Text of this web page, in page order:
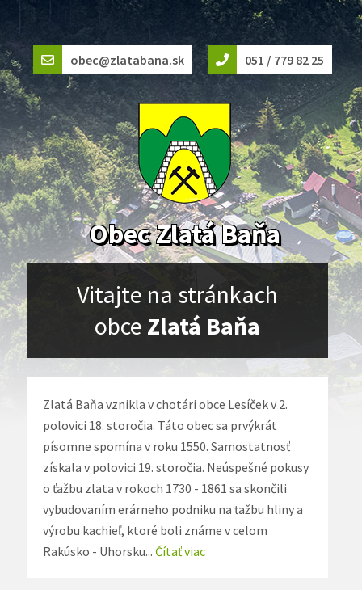
obec@zlatabana.sk 051 / 779 82 25
Obec Zlatá Baňa
Vitajte na stránkach
obce Zlatá Baňa
Zlatá Baňa vznikla v chotári obce Lesíček v 2.
polovici 18. storočia. Táto obec sa prvýkrát
písomne spomína v roku 1550. Samostatnosť
získala v polovici 19. storočia. Neúspešné pokusy
o ťažbu zlata v rokoch 1730 - 1861 sa skončili
vybudovaním erárneho podniku na ťažbu hliny a
výrobu kachieľ, ktoré boli známe v celom
Rakúsko - Uhorsku...Čítať viac